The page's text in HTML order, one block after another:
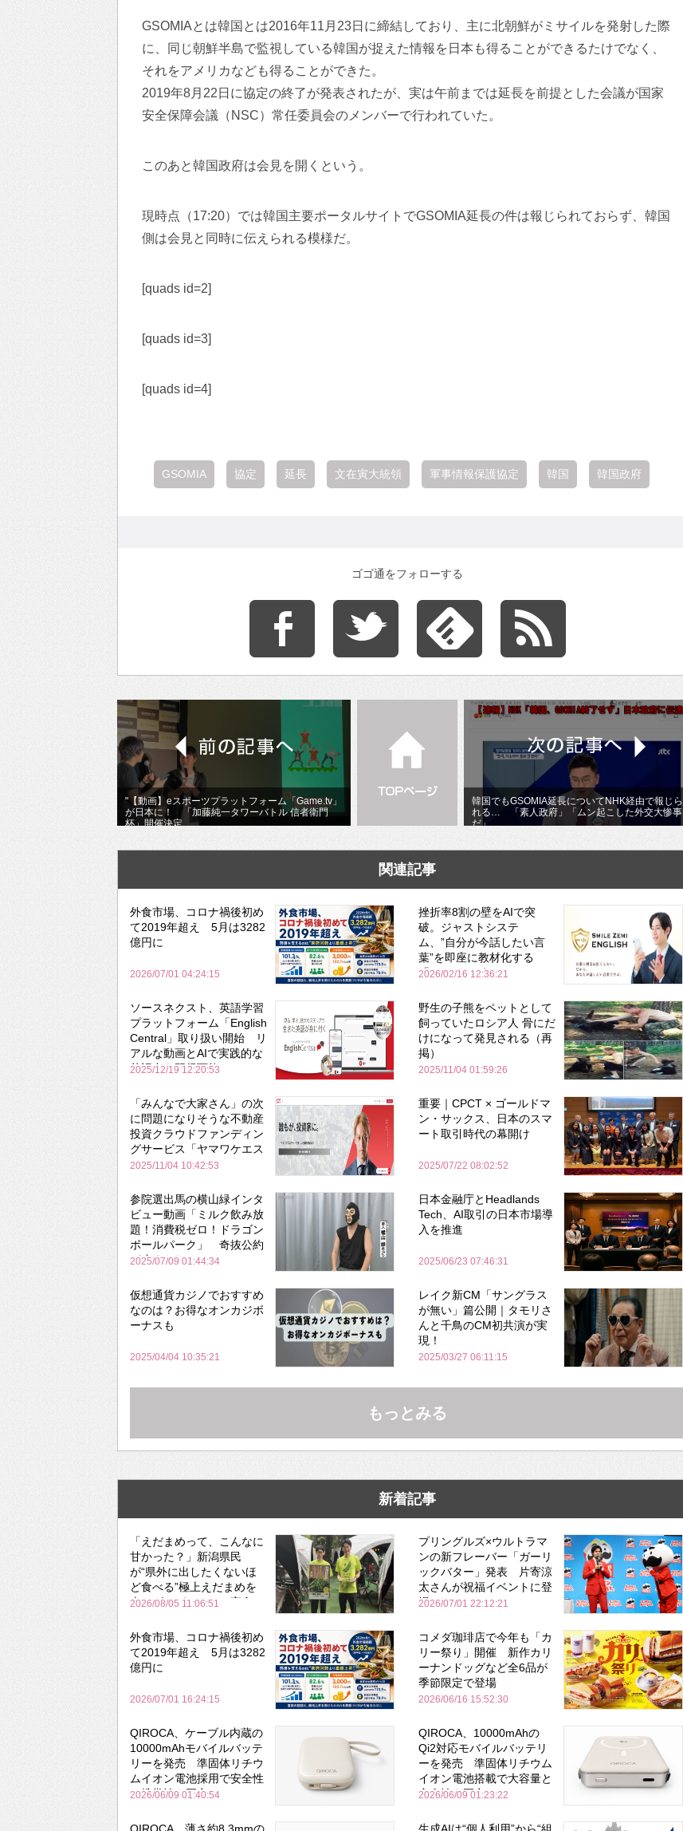
GSOMIAとは韓国とは2016年11月23日に締結しており、主に北朝鮮がミサイルを発射した際
に、同じ朝鮮半島で監視している韓国が捉えた情報を日本も得ることができるたけでなく、
それをアメリカなども得ることができた。
2019年8月22日に協定の終了が発表されたが、実は午前までは延長を前提とした会議が国家
安全保障会議（NSC）常任委員会のメンバーで行われていた。
このあと韓国政府は会見を開くという。
現時点（17:20）では韓国主要ポータルサイトでGSOMIA延長の件は報じられておらず、韓国
側は会見と同時に伝えられる模様だ。
[quads id=2]
[quads id=3]
[quads id=4]
GSOMIA 協定 延長 文在寅大統領 軍事情報保護協定 韓国 韓国政府
ゴゴ通をフォローする
"【動画】eスポーツプラットフォーム「Game.tv」
が日本に！ 「加藤純一タワーバトル 信者衛門
杯」開催決定
韓国でもGSOMIA延長についてNHK経由で報じら
れる… 「素人政府」「ムン起こした外交大惨事
だ」
関連記事
外食市場、コロナ禍後初め
て2019年超え 5月は3282
億円に
2026/07/01 04:24:15
挫折率8割の壁をAIで突
破。ジャストシステ
ム、”自分が今話したい言
葉”を即座に教材化する
「スマイルゼミ
2026/02/16 12:36:21
ソースネクスト、英語学習
プラットフォーム「English
Central」取り扱い開始 リ
アルな動画とAIで実践的な
英語力を習得可能に
2025/12/19 12:20:53
野生の子熊をペットとして
飼っていたロシア人 骨にだ
けになって発見される（再
掲）
2025/11/04 01:59:26
「みんなで大家さん」の次
に問題になりそうな不動産
投資クラウドファンディン
グサービス「ヤマワケエス
テート」
2025/11/04 10:42:53
重要｜CPCT × ゴールドマ
ン・サックス、日本のスマ
ート取引時代の幕開け
2025/07/22 08:02:52
参院選出馬の横山緑インタ
ビュー動画「ミルク飲み放
題！消費税ゼロ！ドラゴン
ボールパーク」 奇抜公約
が止まらない
2025/07/09 01:44:34
日本金融庁とHeadlands
Tech、AI取引の日本市場導
入を推進
2025/06/23 07:46:31
仮想通貨カジノでおすすめ
なのは？お得なオンカジボ
ーナスも
2025/04/04 10:35:21
レイク新CM「サングラス
が無い」篇公開｜タモリさ
んと千鳥のCM初共演が実
現！
2025/03/27 06:11:15
もっとみる
新着記事
「えだまめって、こんなに
甘かった？」新潟県民
が“県外に出したくないほ
ど食べる”極上えだまめを
森のビアガーデンで実食
2026/08/05 11:06:51
プリングルズ×ウルトラマ
ンの新フレーバー「ガーリ
ックバター」発表 片寄涼
太さんが祝福イベントに登
場
2026/07/01 22:12:21
外食市場、コロナ禍後初め
て2019年超え 5月は3282
億円に
2026/07/01 16:24:15
コメダ珈琲店で今年も「カ
リー祭り」開催 新作カリ
ーナンドッグなど全6品が
季節限定で登場
2026/06/16 15:52:30
QIROCA、ケーブル内蔵の
10000mAhモバイルバッテ
リーを発売 準固体リチウ
ムイオン電池採用で安全性
と携帯性を両立
2026/06/09 01:40:54
QIROCA、10000mAhの
Qi2対応モバイルバッテリ
ーを発売 準固体リチウム
イオン電池搭載で大容量と
安全性を両立
2026/06/09 01:23:22